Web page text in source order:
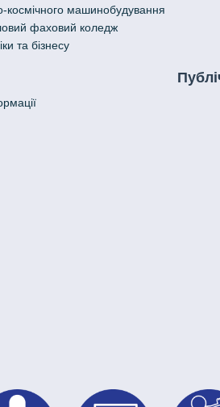
космічного машинобудування
фаховий коледж
та бізнесу